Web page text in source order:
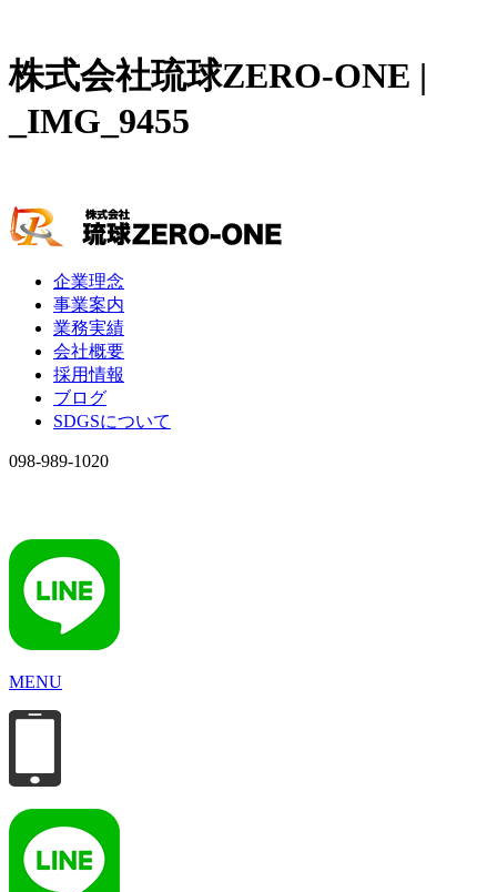
株式会社琉球ZERO-ONE |
_IMG_9455
企業理念
事業案内
業務実績
会社概要
採用情報
ブログ
SDGSについて
098-989-1020
MENU